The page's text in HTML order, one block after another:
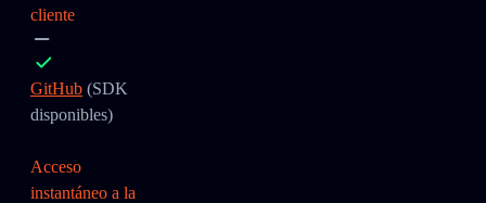
cliente
GitHub (SDK
disponibles)
Acceso
instantáneo a la